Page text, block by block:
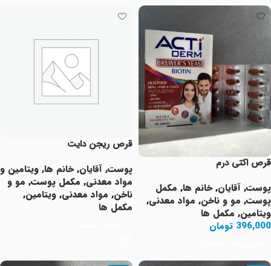
قرص اکتی درم
پوست, آقایان,خانم ها, مکمل
پوست, مو و ناخن, مواد معدنی,
ویتامین, مکمل ها
396,000 تومان
قرص ریجن دایت
پوست, آقایان,خانم ها, ویتامین و
مواد معدنی, مکمل پوست, مو و
ناخن, مواد معدنی, ویتامین,
مکمل ها